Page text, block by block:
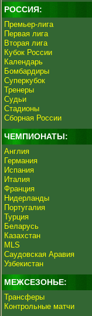
РОССИЯ:
Премьер-лига
Первая лига
Вторая лига
Кубок России
Календарь
Бомбардиры
Суперкубок
Тренеры
Судьи
Стадионы
Сборная России
ЧЕМПИОНАТЫ:
Англия
Германия
Испания
Италия
Франция
Нидерланды
Португалия
Турция
Беларусь
Казахстан
MLS
Саудовская Аравия
Узбекистан
МЕЖСЕЗОНЬЕ:
Трансферы
Контрольные матчи